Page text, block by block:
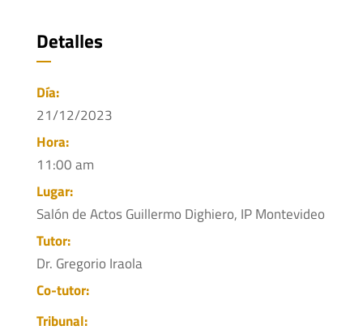
Detalles
Día:
21/12/2023
Hora:
11:00 am
Lugar:
Salón de Actos Guillermo Dighiero, IP Montevideo
Tutor:
Dr. Gregorio Iraola
Co-tutor:
Tribunal: